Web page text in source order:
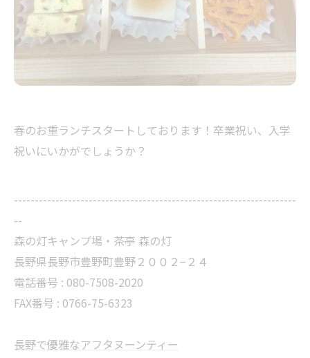
春のお重ランチスタートしております！卒業祝い、入学
祝いにいかがでしょうか？
--------------------------------------------------------------------
--
森の灯キャンプ場・茶亭 森の灯
長野県長野市豊野町豊野２００２−２４
電話番号 : 080-7508-2020
FAX番号 : 0766-75-6323
長野で優雅なアフタヌーンティー